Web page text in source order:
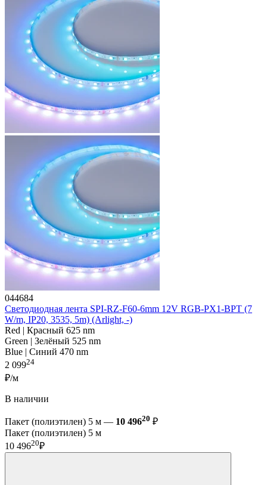
044684
Светодиодная лента SPI-RZ-F60-6mm 12V RGB-PX1-BPT (7
W/m, IP20, 3535, 5m) (Arlight, -)
Red | Красный 625 nm
Green | Зелёный 525 nm
Blue | Синий 470 nm
2 09924
₽/м
В наличии
Пакет (полиэтилен) 5 м — 10 49620 ₽
Пакет (полиэтилен) 5 м
10 49620₽